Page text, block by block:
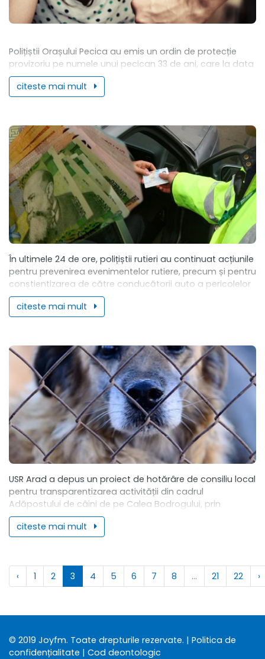
Polițiștii Orașului Pecica au emis un ordin de protecție
provizoriu pe numele unui pecican 33 de ani, care la data
de 09 noiembrie a.c., ar fi agresat-o și amenințat-o...
citeste mai mult
În ultimele 24 de ore, polițiștii rutieri au continuat acțiunile
pentru prevenirea evenimentelor rutiere, precum și pentru
conștientizarea de către conducătorii auto a pericolelor
la care se expun, prin nerespectarea...
citeste mai mult
USR Arad a depus un proiect de hotărâre de consiliu local
pentru transparentizarea activității din cadrul
Adăpostului de câini de pe Calea Bodrogului, prin
plasarea mai multor camere video.
citeste mai mult
‹ 1 2 3 4 5 6 7 8 ... 21 22 ›
© 2019 Joyfm. Toate drepturile rezervate. | Politica de
confidențialitate | Cod deontologic